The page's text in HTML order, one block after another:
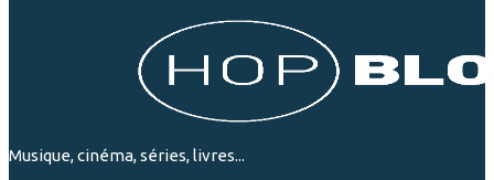
Musique, cinéma, séries, livres...